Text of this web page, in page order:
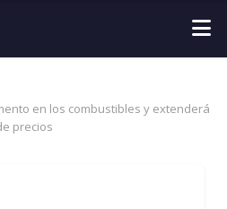
en los combustibles y extenderá
precios